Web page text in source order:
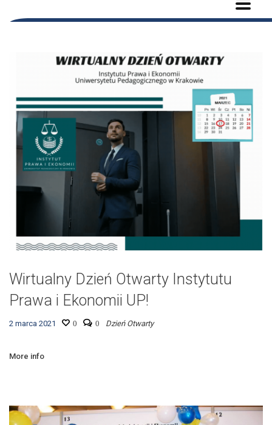
Wirtualny Dzień Otwarty Instytutu
Prawa i Ekonomii UP!
2 marca 2021 0 0 Dzień Otwarty
More info